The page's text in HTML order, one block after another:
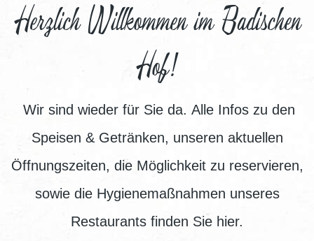
Herzlich Willkommen im Badischen
Hof!
Wir sind wieder für Sie da. Alle Infos zu den
Speisen & Getränken, unseren aktuellen
Öffnungszeiten, die Möglichkeit zu reservieren,
sowie die Hygienemaßnahmen unseres
Restaurants finden Sie hier.